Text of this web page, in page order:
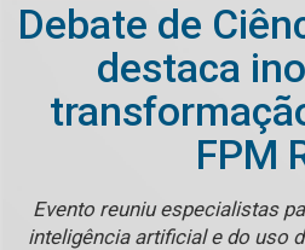
Debate de
destaca
FPM
Evento reuniu especialistas
inteligência artificial e do uso